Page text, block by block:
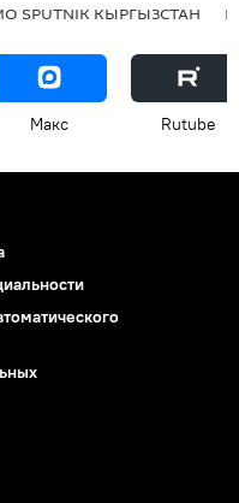
SPUTNIK КЫРГЫЗСТАН
Макс Rutube